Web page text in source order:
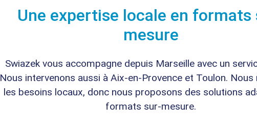
Une expertise locale en formats
mesure
Swiazek vous accompagne depuis Marseille avec un
Nous intervenons aussi à Aix-en-Provence et Toulon.
les besoins locaux, donc nous proposons des solutions
formats sur-mesure.